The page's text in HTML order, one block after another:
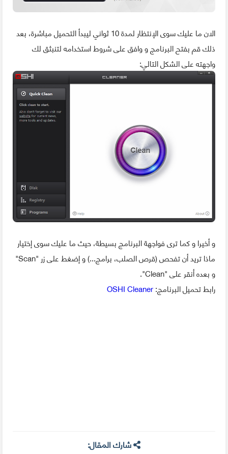
الان ما عليك سوى الإنتظار لمدة 10 ثواني ليبدأ التحميل مباشرة، بعد
ذلك قم بفتح البرنامج و وافق على شروط استخدامه لتنبثق لك
واجهته على الشكل التالي:
و أخيرا و كما ترى فواجهة البرنامج بسيطة، حيث ما عليك سوى إختيار
ماذا تريد أن تفحص (قرص الصلب، برامج...) و إضغط على زر "Scan"
و بعده أنقر على "Clean".
رابط تحميل البرنامج:OSHI Cleaner
شارك المقال: